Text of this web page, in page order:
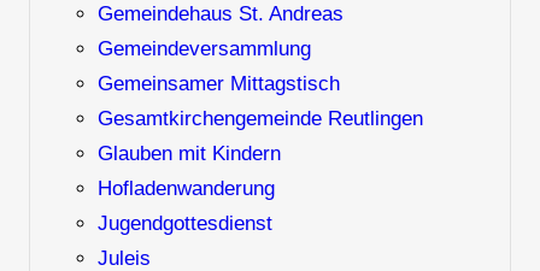
Gemeindehaus St. Andreas
Gemeindeversammlung
Gemeinsamer Mittagstisch
Gesamtkirchengemeinde Reutlingen
Glauben mit Kindern
Hofladenwanderung
Jugendgottesdienst
Juleis